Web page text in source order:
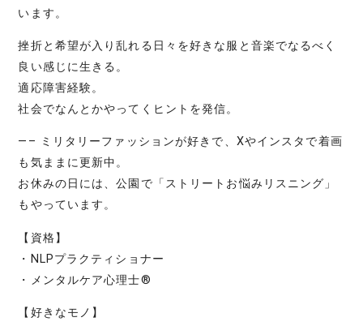
います。
挫折と希望が入り乱れる日々を好きな服と音楽でなるべく
良い感じに生きる。
適応障害経験。
社会でなんとかやってくヒントを発信。
—– ミリタリーファッションが好きで、Xやインスタで着画
も気ままに更新中。
お休みの日には、公園で「ストリートお悩みリスニング」
もやっています。
【資格】
・NLPプラクティショナー
・メンタルケア心理士®
【好きなモノ】